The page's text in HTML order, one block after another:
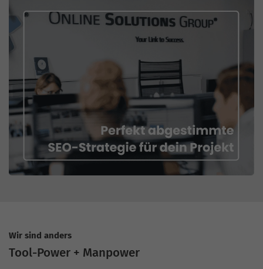
Wir sind anders
Tool-Power + Manpower